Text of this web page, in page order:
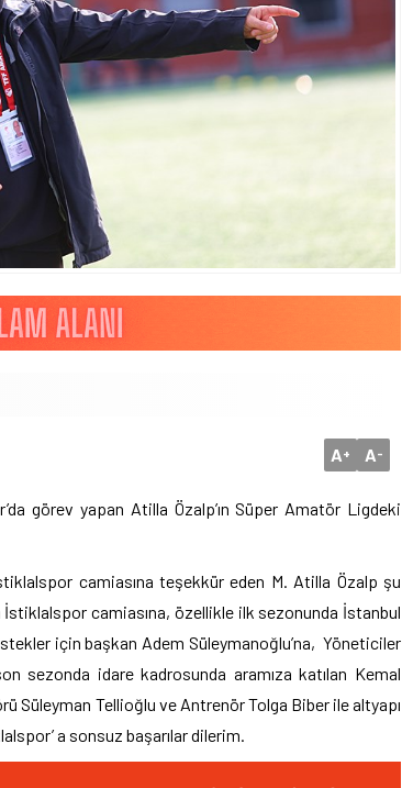
A+ A-
görev yapan Atilla Özalp’ın Süper Amatör Ligdeki
camiasına teşekkür eden M. Atilla Özalp şu
İstiklalspor camiasına, özellikle ilk sezonunda İstanbul
için başkan Adem Süleymanoğlu’na, Yöneticiler
sezonda idare kadrosunda aramıza katılan Kemal
Süleyman Tellioğlu ve Antrenör Tolga Biber ile altyapı
a sonsuz başarılar dilerim.